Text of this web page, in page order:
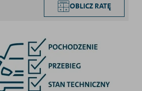
OBLICZ RATĘ